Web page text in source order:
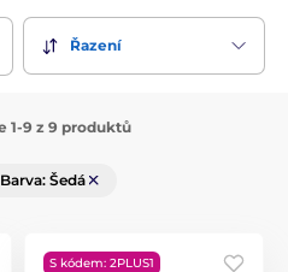
Řazení
1-9 z 9 produktů
Barva: Šedá
S kódem: 2PLUS1